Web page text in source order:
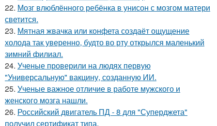
22. Мозг влюблённого ребёнка в унисон с мозгом матери
светится.
23. Мятная жвачка или конфета создаёт ощущение
холода так уверенно, будто во рту открылся маленький
зимний филиал.
24. Ученые проверили на людях первую
"Универсальную" вакцину, созданную ИИ.
25. Ученые важное отличие в работе мужского и
женского мозга нашли.
26. Российский двигатель ПД - 8 для "Суперджета"
получил сертификат типа.